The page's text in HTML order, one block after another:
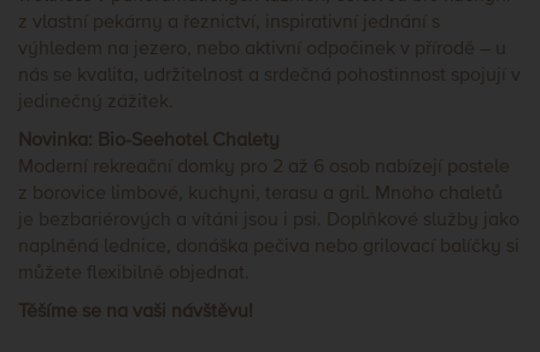
z vlastní pekárny a řeznictví, inspirativní jednání s
výhledem na jezero, nebo aktivní odpočinek v přírodě – u
nás se kvalita, udržitelnost a srdečná pohostinnost spojují v
jedinečný zážitek.
Novinka: Bio-Seehotel Chalety
Moderní rekreační domky pro 2 až 6 osob nabízejí postele
z borovice limbové, kuchyni, terasu a gril. Mnoho chaletů
je bezbariérových a vítáni jsou i psi. Doplňkové služby jako
naplněná lednice, donáška pečiva nebo grilovací balíčky si
můžete flexibilně objednat.
Těšíme se na vaši návštěvu!